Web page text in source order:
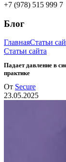
+7 (978) 515 999 7
Блог
ГлавнаяСтатьи
Статьи сайта
Падает давление в
практике
От Secure
23.05.2025